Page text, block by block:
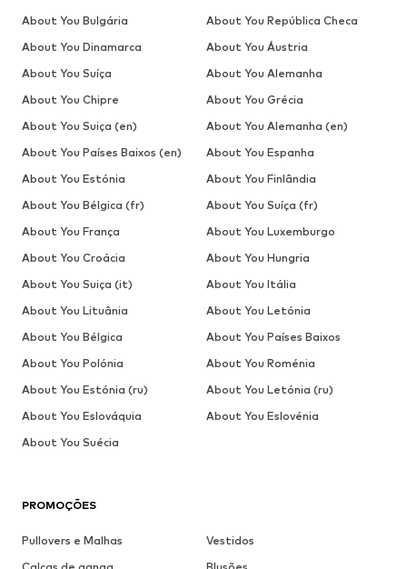
PROMOÇÕES
Pullovers e Malhas
Vestidos
About You Bulgária
About You República Checa
About You Dinamarca
About You Áustria
About You Suíça
About You Alemanha
About You Chipre
About You Grécia
About You Suiça (en)
About You Alemanha (en)
About You Países Baixos (en)
About You Espanha
About You Estónia
About You Finlândia
About You Bélgica (fr)
About You Suíça (fr)
About You França
About You Luxemburgo
About You Croácia
About You Hungria
About You Suiça (it)
About You Itália
About You Lituânia
About You Letónia
About You Bélgica
About You Países Baixos
About You Polónia
About You Roménia
About You Estónia (ru)
About You Letónia (ru)
About You Eslováquia
About You Eslovénia
About You Suécia